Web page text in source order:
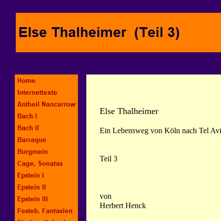
Else Thalheimer
Ein Lebensweg von Köln nach Tel
Teil 3
von
Herbert Henck